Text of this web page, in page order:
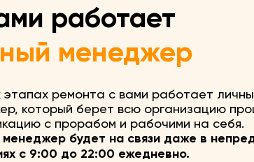
работает
менеджер
этапах ремонта с вами работает
который берет всю организацию
с прорабом и рабочими на себя.
будет на связи даже в
с 9:00 до 22:00 ежедневно.